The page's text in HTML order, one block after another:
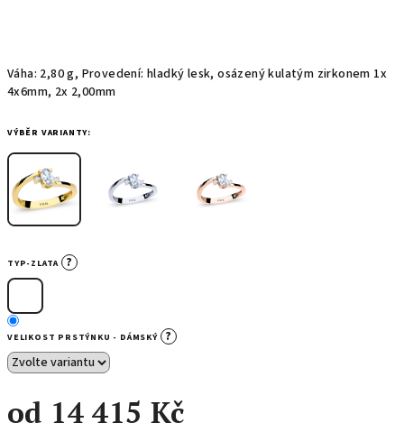
Váha: 2,80 g, Provedení: hladký lesk, osázený kulatým zirkonem 1x
4x6mm, 2x 2,00mm
VÝBĚR VARIANTY:
TYP-ZLATA ?
VELIKOST PRSTÝNKU - DÁMSKÝ ?
od 14 415 Kč